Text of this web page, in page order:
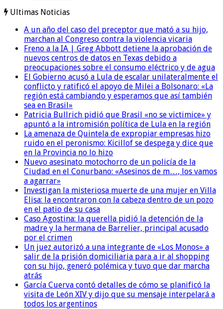
Ultimas Noticias
A un año del caso del preceptor que mató a su hijo,
marchan al Congreso contra la violencia vicaria
Freno a la IA | Greg Abbott detiene la aprobación de
nuevos centros de datos en Texas debido a
preocupaciones sobre el consumo eléctrico y de agua
El Gobierno acusó a Lula de escalar unilateralmente el
conflicto y ratificó el apoyo de Milei a Bolsonaro: «La
región está cambiando y esperamos que así también
sea en Brasil»
Patricia Bullrich pidió que Brasil «no se victimice» y
apuntó a la intromisión política de Lula en la región
La amenaza de Quintela de expropiar empresas hizo
ruido en el peronismo: Kicillof se despega y dice que
en la Provincia no lo hizo
Nuevo asesinato motochorro de un policía de la
Ciudad en el Conurbano: «Asesinos de m…, los vamos
a agarrar»
Investigan la misteriosa muerte de una mujer en Villa
Elisa: la encontraron con la cabeza dentro de un pozo
en el patio de su casa
Caso Agostina: la querella pidió la detención de la
madre y la hermana de Barrelier, principal acusado
por el crimen
Un juez autorizó a una integrante de «Los Monos» a
salir de la prisión domiciliaria para a ir al shopping
con su hijo, generó polémica y tuvo que dar marcha
atrás
García Cuerva contó detalles de cómo se planificó la
visita de León XIV y dijo que su mensaje interpelará a
todos los argentinos